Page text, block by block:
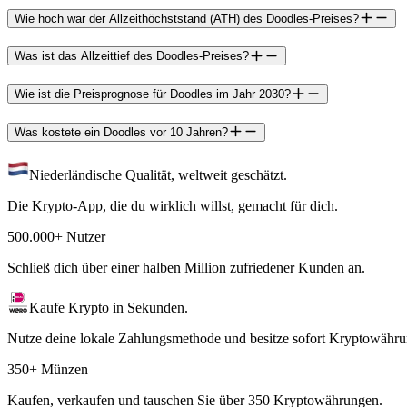
Wie hoch war der Allzeithöchststand (ATH) des Doodles-Preises?
Was ist das Allzeittief des Doodles-Preises?
Wie ist die Preisprognose für Doodles im Jahr 2030?
Was kostete ein Doodles vor 10 Jahren?
Niederländische Qualität, weltweit geschätzt.
Die Krypto-App, die du wirklich willst, gemacht für dich.
500.000+ Nutzer
Schließ dich über einer halben Million zufriedener Kunden an.
Kaufe Krypto in Sekunden.
Nutze deine lokale Zahlungsmethode und besitze sofort
350+ Münzen
Kaufen, verkaufen und tauschen Sie über 350 Kryptowährungen.